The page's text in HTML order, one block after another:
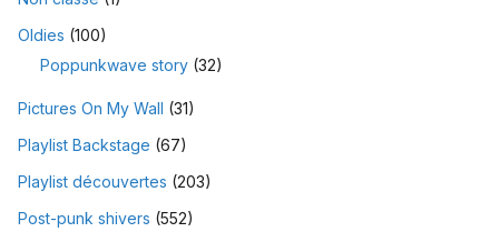
Oldies (100)
Poppunkwave story (32)
Pictures On My Wall (31)
Playlist Backstage (67)
Playlist découvertes (203)
Post-punk shivers (552)